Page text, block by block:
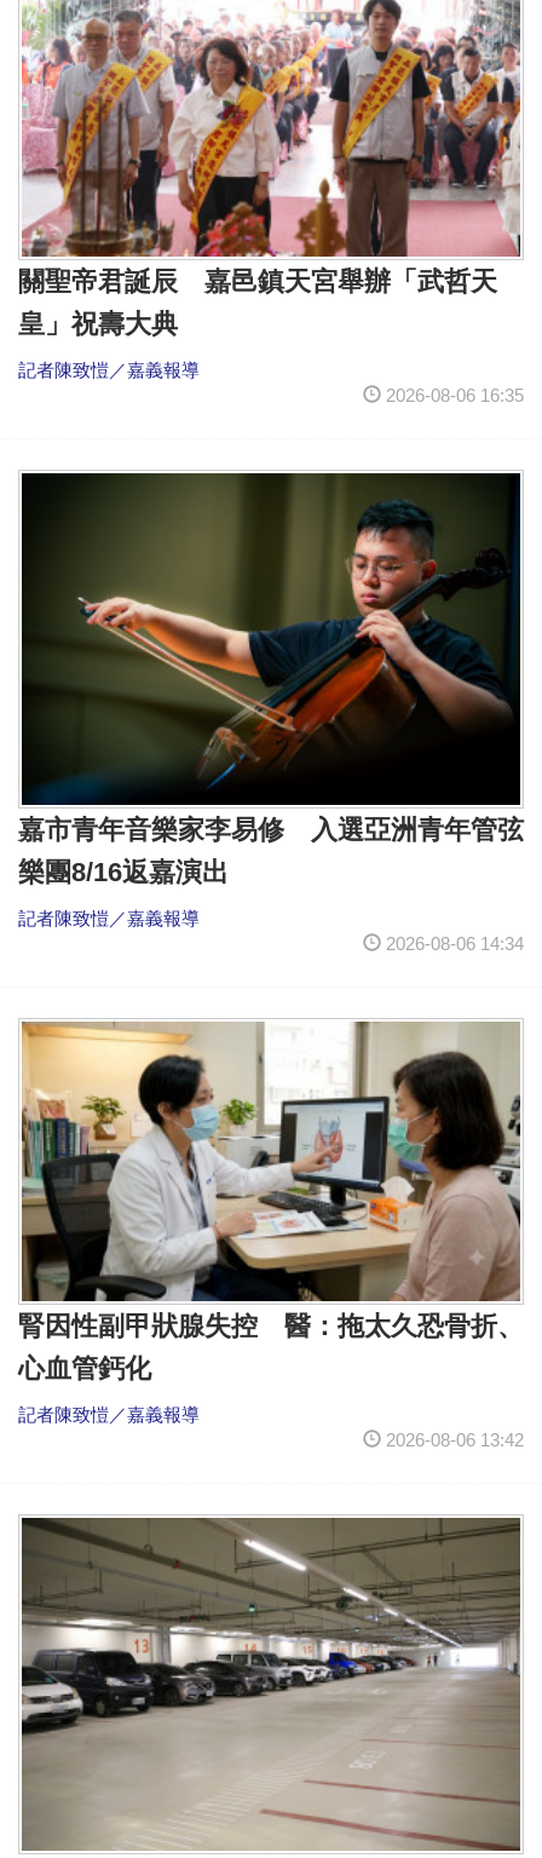
關聖帝君誕辰 嘉邑鎮天宮舉辦「武哲天
皇」祝壽大典
記者陳致愷／嘉義報導
2026-08-06 16:35
嘉市青年音樂家李易修 入選亞洲青年管弦
樂團8/16返嘉演出
記者陳致愷／嘉義報導
2026-08-06 14:34
腎因性副甲狀腺失控 醫：拖太久恐骨折、
心血管鈣化
記者陳致愷／嘉義報導
2026-08-06 13:42